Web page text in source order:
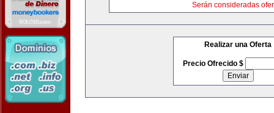
Serán consideradas
Realizar una Oferta
Precio Ofrecido $